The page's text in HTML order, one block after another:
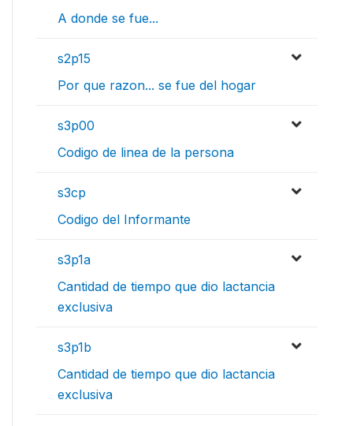
A donde se fue...
s2p15
Por que razon... se fue del hogar
s3p00
Codigo de linea de la persona
s3cp
Codigo del Informante
s3p1a
Cantidad de tiempo que dio lactancia
exclusiva
s3p1b
Cantidad de tiempo que dio lactancia
exclusiva